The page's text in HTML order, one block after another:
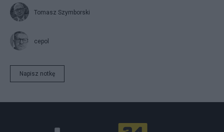
Tomasz Szymborski
cepol
Napisz notkę